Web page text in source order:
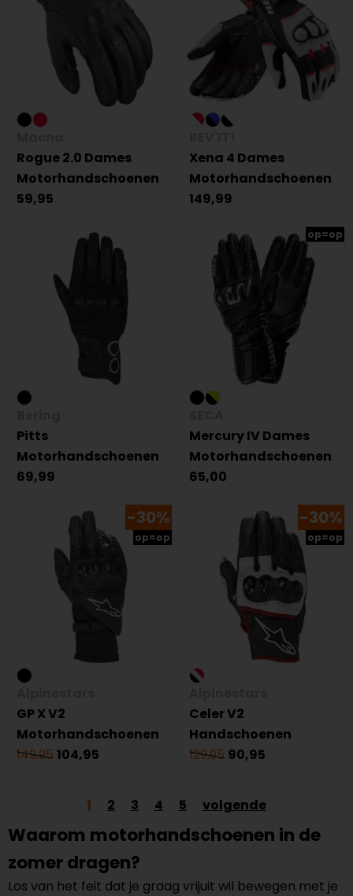
Rogue 2.0 Dames
Motorhandschoenen
59,95
Xena 4 Dames
Motorhandschoenen
149,99
Pitts
Motorhandschoenen
69,99
op=op
Mercury IV Dames
Motorhandschoenen
65,00
-30%
op=op
GP X V2
Motorhandschoenen
149,95 104,95
-30%
op=op
Celer V2
Handschoenen
129,95 90,95
1 2 3 4 5 volgende
Waarom motorhandschoenen in de
zomer dragen?
Los van het feit dat je graag vrijuit wil bewegen met je